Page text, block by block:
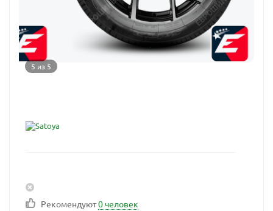
5 из 5
Рекомендуют0 человек